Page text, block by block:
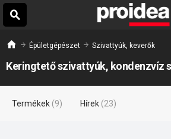
Épületgépészet Szivattyúk, keverők
Keringtető szivattyúk, kondenzvíz
Termékek (9) Hírek (23)